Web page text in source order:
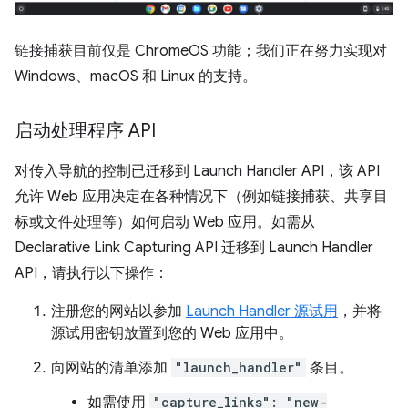
链接捕获目前仅是 ChromeOS 功能；我们正在努力实现对
Windows、macOS 和 Linux 的支持。
启动处理程序 API
对传入导航的控制已迁移到 Launch Handler API，该 API
允许 Web 应用决定在各种情况下（例如链接捕获、共享目
标或文件处理等）如何启动 Web 应用。如需从
Declarative Link Capturing API 迁移到 Launch Handler
API，请执行以下操作：
注册您的网站以参加 Launch Handler 源试用 ，并将
源试用密钥放置到您的 Web 应用中。
向网站的清单添加 "launch_handler" 条目。
如需使用 "capture_links": "new-